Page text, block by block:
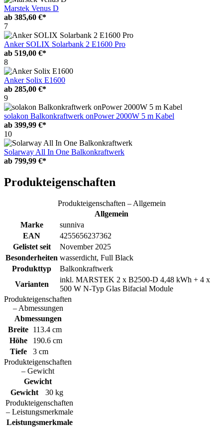
Marstek Venus D
ab 385,60 €*
7
Anker SOLIX Solarbank 2 E1600 Pro
ab 519,00 €*
8
Anker Solix E1600
ab 285,00 €*
9
solakon Balkonkraftwerk onPower 2000W 5 m Kabel
ab 399,99 €*
10
Solarway All In One Balkonkraftwerk
ab 799,99 €*
Produkteigenschaften
Produkteigenschaften – Allgemein
Allgemein
Marke
sunniva
EAN
4255656237362
Gelistet seit
November 2025
Besonderheiten wasserdicht, Full Black
Produkttyp
Balkonkraftwerk
Varianten
inkl. MARSTEK 2 x B2500-D 4,48 kWh + 4 x
500 W N-Typ Glas Bifacial Module
Produkteigenschaften
– Abmessungen
Abmessungen
Breite 113.4 cm
Höhe
190.6 cm
Tiefe
3 cm
Produkteigenschaften
– Gewicht
Gewicht
Gewicht
30 kg
Produkteigenschaften
– Leistungsmerkmale
Leistungsmerkmale